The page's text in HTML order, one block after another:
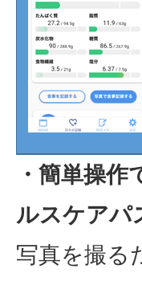
・簡単操
ルスケアパ
写真を撮る